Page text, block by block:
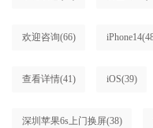
欢迎咨询(66) iPhone14
查看详情(41) iOS(39)
深圳苹果6s上门换屏(38)